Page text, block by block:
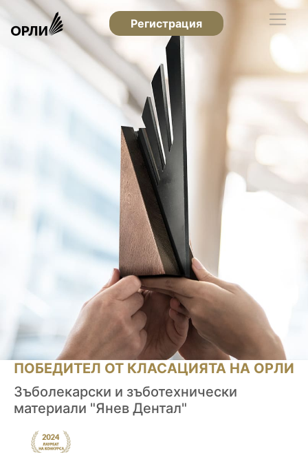
Регистрация
ПОБЕДИТЕЛ ОТ КЛАСАЦИЯТА НА ОРЛИ
Зъболекарски и зъботехнически
материали "Янев Дентал"